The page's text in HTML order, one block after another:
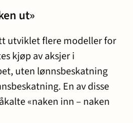
ut»
utviklet flere modeller for
kjøp av aksjer i
uten lønnsbeskatning
En av disse
«naken inn – naken